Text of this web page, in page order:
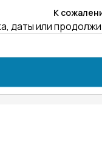
К
даты или